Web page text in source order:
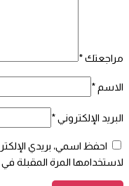
مراجعتك*
الاسم *
البريد الإلكتروني*
احفظ اسمي، بريدي
لاستخدامها المرة المقبلة